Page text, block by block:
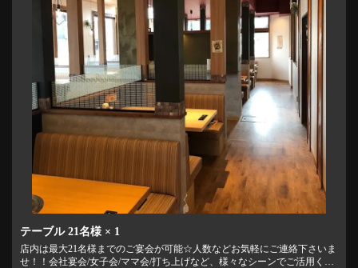
テーブル21名様 × 1
店内は最大21名様までのご宴会が可能☆人数などお気軽にご連絡下さいま
せ！！会社宴会/女子会/ママ会/打ち上げなど、様々なシーンでご活用くだ
お席 | 焼肉力 たつの店